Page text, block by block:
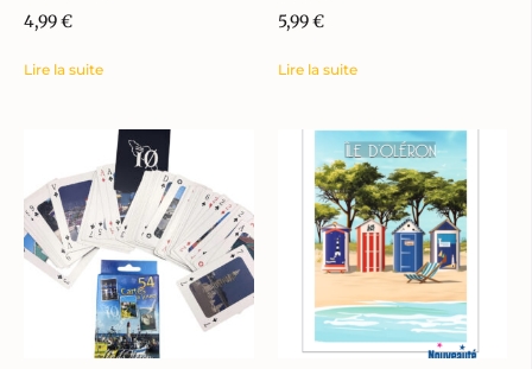
4,99€
Lire la suite
5,99€
Lire la suite